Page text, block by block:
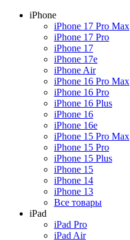
iPhone
iPhone 17 Pro Max
iPhone 17 Pro
iPhone 17
iPhone 17e
iPhone Air
iPhone 16 Pro Max
iPhone 16 Pro
iPhone 16 Plus
iPhone 16
iPhone 16e
iPhone 15 Pro Max
iPhone 15 Pro
iPhone 15 Plus
iPhone 15
iPhone 14
iPhone 13
Все товары
iPad
iPad Pro
iPad Air